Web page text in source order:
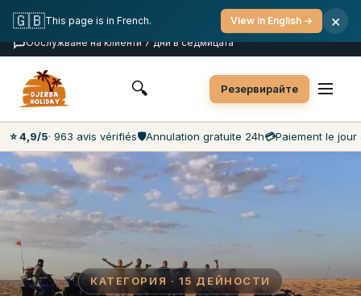
Безплатно отказване
Плащане в деня на екскурзията
Най-ниски цени на пазара
Обслужване на клиенти 7 дни в седмицата
🔍 Резервирайте
⭐ 4,9/5· 963 avis vérifiés🛡️Annulation gratuite 24h💳Paiement le jour
КАТЕГОРИЯ · 15 ДЕЙНОСТИ
🇬🇧This page is in French. View in English → ×